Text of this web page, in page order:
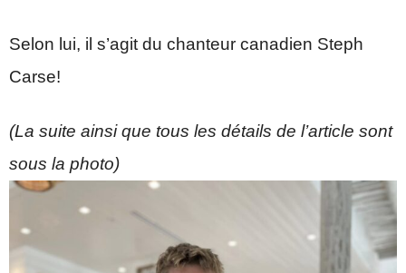
Selon lui, il s’agit du chanteur canadien Steph
Carse!
(La suite ainsi que tous les détails de l’article sont
sous la photo)